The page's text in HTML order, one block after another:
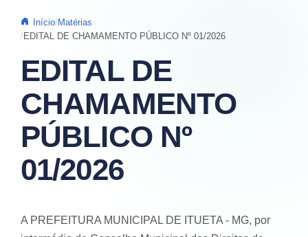
Início Matérias
EDITAL DE CHAMAMENTO PÚBLICO Nº 01/2026
EDITAL DE
CHAMAMENTO
PÚBLICO Nº
01/2026
A PREFEITURA MUNICIPAL DE ITUETA - MG, por